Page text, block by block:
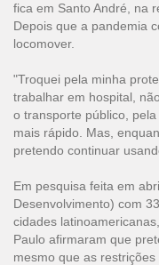
fica em Santo André, na
Depois que a pandemia
locomover.
"Troquei pela minha
trabalhar em hospital,
o transporte público,
mais rápido. Mas,
pretendo continuar
Em pesquisa feita em
Desenvolvimento) com
cidades
Paulo afirmaram que
mesmo que as